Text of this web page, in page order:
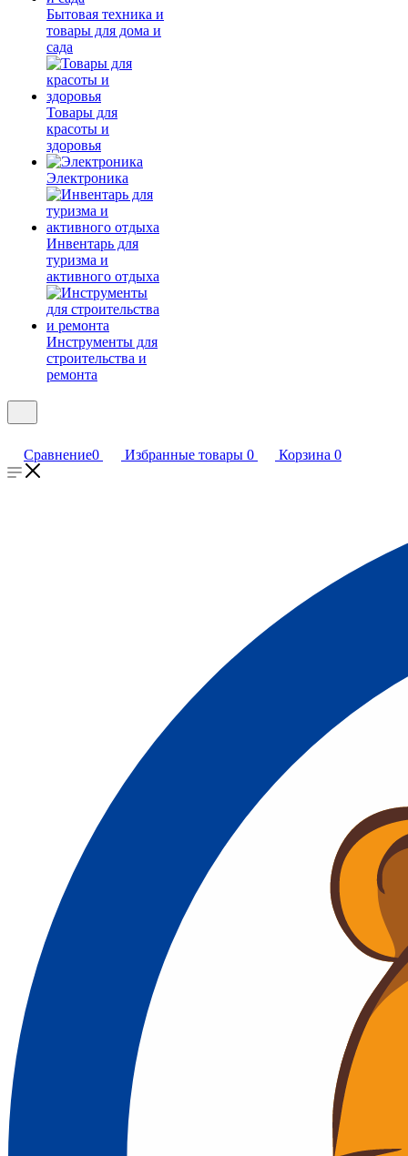
Бытовая техника и
товары для дома и
сада
Товары для
красоты и
здоровья
Электроника
Инвентарь для
туризма и
активного отдыха
Инструменты для
строительства и
ремонта
Сравнение0 Избранные товары 0 Корзина 0